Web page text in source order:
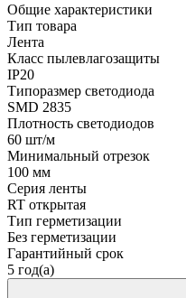
Общие характеристики
Тип товара
Лента
Класс пылевлагозащиты
IP20
Типоразмер светодиода
SMD 2835
Плотность светодиодов
60 шт/м
Минимальный отрезок
100 мм
Серия ленты
RT открытая
Тип герметизации
Без герметизации
Гарантийный срок
5 год(а)